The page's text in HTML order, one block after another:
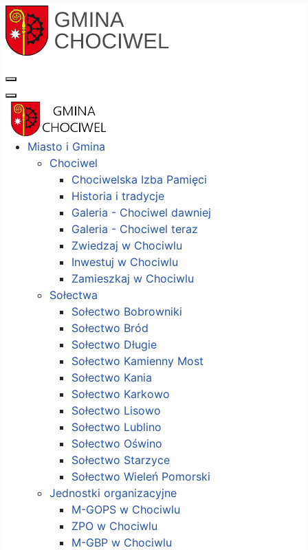
Miasto i Gmina
Chociwel
Chociwelska Izba Pamięci
Historia i tradycje
Galeria - Chociwel dawniej
Galeria - Chociwel teraz
Zwiedzaj w Chociwlu
Inwestuj w Chociwlu
Zamieszkaj w Chociwlu
Sołectwa
Sołectwo Bobrowniki
Sołectwo Bród
Sołectwo Długie
Sołectwo Kamienny Most
Sołectwo Kania
Sołectwo Karkowo
Sołectwo Lisowo
Sołectwo Lublino
Sołectwo Oświno
Sołectwo Starzyce
Sołectwo Wieleń Pomorski
Jednostki organizacyjne
M-GOPS w Chociwlu
ZPO w Chociwlu
M-GBP w Chociwlu